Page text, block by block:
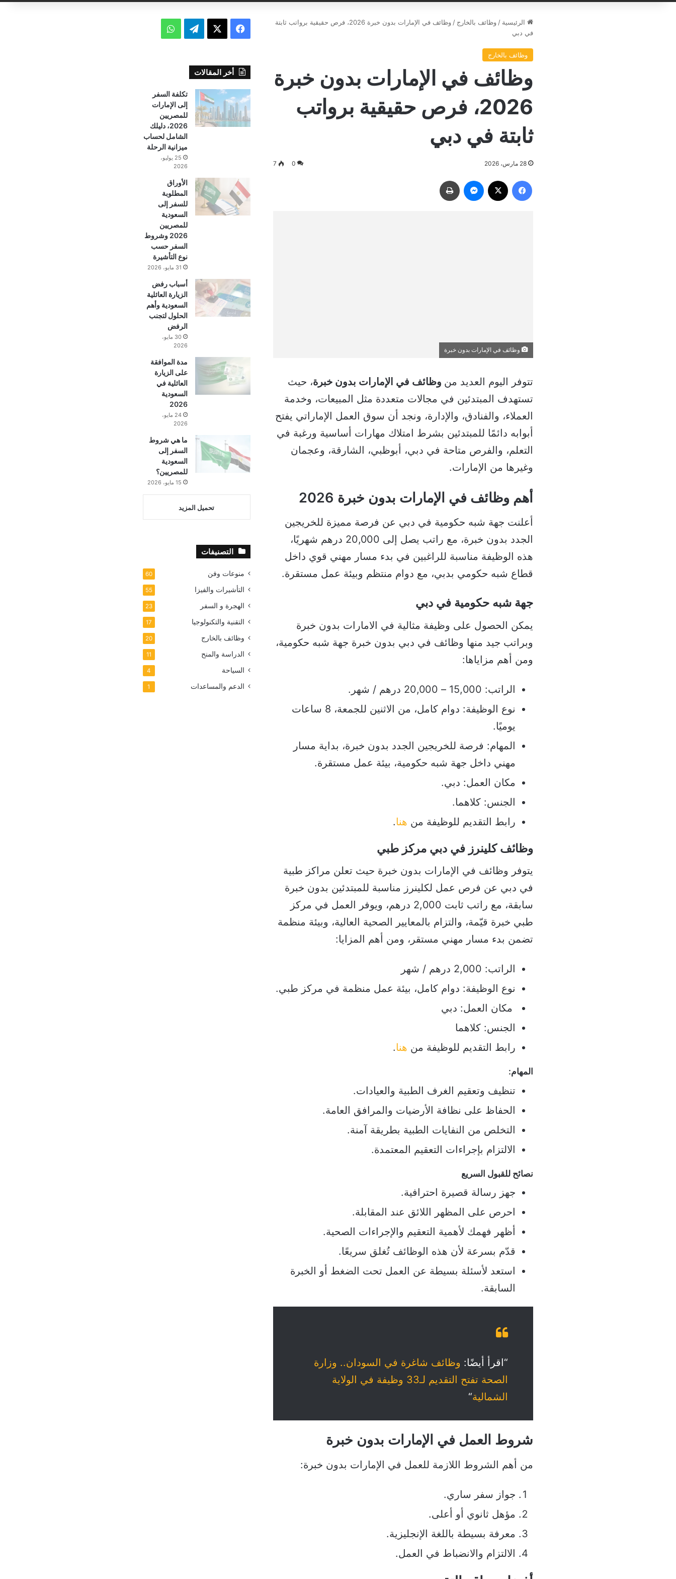
عن
الرئيسية / وظائف بالخارج /
وظائف في الإمارات بدون خبرة 2026، فرص حقيقية برواتب ثابتة
في دبي
وظائف بالخارج
وظائف في الإمارات بدون خبرة
2026، فرص حقيقية برواتب
ثابتة في دبي
28 مارس، 2026 0
7
وظائف في الإمارات بدون خبرة
تتوفر اليوم العديد من وظائف في الإمارات بدون خبرة، حيث
تستهدف المبتدئين في مجالات متعددة مثل المبيعات، وخدمة
العملاء، والفنادق، والإدارة، ونجد أن سوق العمل الإماراتي يفتح
أبوابه دائمًا للمبتدئين بشرط امتلاك مهارات أساسية ورغبة في
التعلم، والفرص متاحة في دبي، أبوظبي، الشارقة، وعجمان
وغيرها من الإمارات.
أهم وظائف في الإمارات بدون خبرة 2026
أعلنت جهة شبه حكومية في دبي عن فرصة مميزة للخريجين
الجدد بدون خبرة، مع راتب يصل إلى 20,000 درهم شهريًا،
هذه الوظيفة مناسبة للراغبين في بدء مسار مهني قوي داخل
قطاع شبه حكومي بدبي، مع دوام منتظم وبيئة عمل مستقرة.
جهة شبه حكومية في دبي
يمكن الحصول على وظيفة مثالية في الامارات بدون خبرة
وبراتب جيد منها وظائف في دبي بدون خبرة جهة شبه حكومية،
ومن أهم مزاياها:
الراتب: 15,000 – 20,000 درهم / شهر.
نوع الوظيفة: دوام كامل، من الاثنين للجمعة، 8 ساعات
يوميًا.
المهام: فرصة للخريجين الجدد بدون خبرة، بداية مسار
مهني داخل جهة شبه حكومية، بيئة عمل مستقرة.
مكان العمل: دبي.
الجنس: كلاهما.
رابط التقديم للوظيفة من هنا.
وظائف كلينرز في دبي مركز طبي
يتوفر وظائف في الإمارات بدون خبرة حيث تعلن مراكز طبية
في دبي عن فرص عمل لكلينرز مناسبة للمبتدئين بدون خبرة
سابقة، مع راتب ثابت 2,000 درهم، ويوفر العمل في مركز
طبي خبرة قيّمة، والتزام بالمعايير الصحية العالية، وبيئة منظمة
تضمن بدء مسار مهني مستقر، ومن أهم المزايا:
الراتب: 2,000 درهم / شهر
نوع الوظيفة: دوام كامل، بيئة عمل منظمة في مركز طبي.
مكان العمل: دبي
الجنس: كلاهما
رابط التقديم للوظيفة من هنا.
المهام:
تنظيف وتعقيم الغرف الطبية والعيادات.
الحفاظ على نظافة الأرضيات والمرافق العامة.
التخلص من النفايات الطبية بطريقة آمنة.
الالتزام بإجراءات التعقيم المعتمدة.
نصائح للقبول السريع
جهز رسالة قصيرة احترافية.
احرص على المظهر اللائق عند المقابلة.
أظهر فهمك لأهمية التعقيم والإجراءات الصحية.
قدّم بسرعة لأن هذه الوظائف تُغلق سريعًا.
استعد لأسئلة بسيطة عن العمل تحت الضغط أو الخبرة
السابقة.
“اقرأ أيضًا: وظائف شاغرة في السودان.. وزارة
الصحة تفتح التقديم لـ33 وظيفة في الولاية
الشمالية“
شروط العمل في الإمارات بدون خبرة
من أهم الشروط اللازمة للعمل في الإمارات بدون خبرة:
جواز سفر ساري.
مؤهل ثانوي أو أعلى.
معرفة بسيطة باللغة الإنجليزية.
الالتزام والانضباط في العمل.
س
ب
و
ك
ل
ق
ر
ا
م
و
س
ا
ب
أخر المقالات
تكلفة السفر
إلى الإمارات
للمصريين
2026، دليلك
الشامل لحساب
ميزانية الرحلة
25 يوليو،
2026
الأوراق
المطلوبة
للسفر إلى
السعودية
للمصريين
2026 وشروط
السفر حسب
نوع التأشيرة
31 مايو، 2026
أسباب رفض
الزيارة العائلية
السعودية وأهم
الحلول لتجنب
الرفض
30 مايو،
2026
مدة الموافقة
على الزيارة
العائلية في
السعودية
2026
24 مايو،
2026
ما هي شروط
السفر إلى
السعودية
للمصريين؟
15 مايو، 2026
تحميل المزيد
التصنيفات
منوعات وفن 60
التأشيرات والفيزا 55
الهجرة و السفر 23
التقنية والتكنولوجيا 17
وظائف بالخارج 20
الدراسة والمنح 11
السياحة 4
الدعم والمساعدات 1